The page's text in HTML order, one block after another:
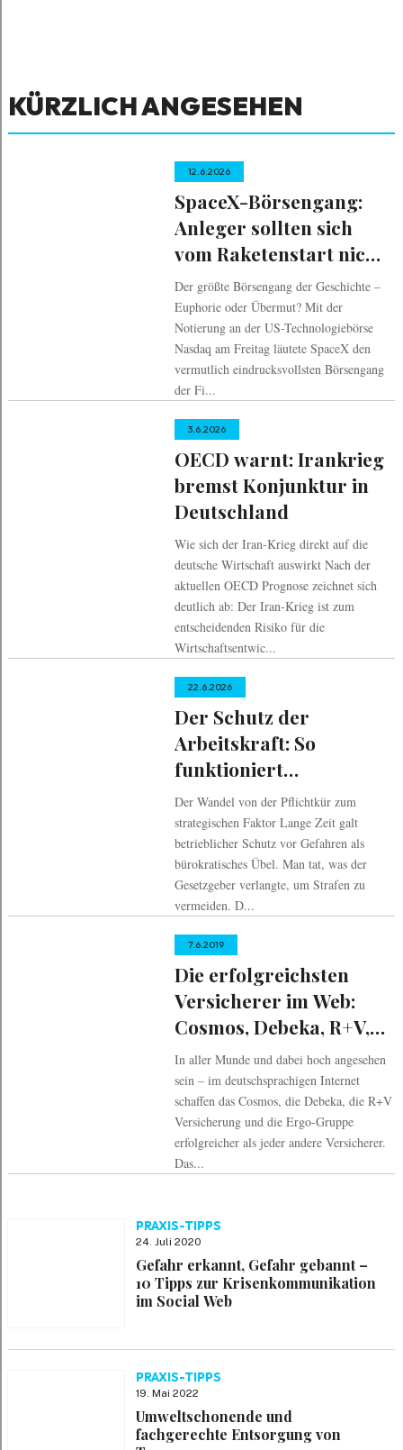
KÜRZLICH ANGESEHEN
12.6.2026
SpaceX-Börsengang:
Anleger sollten sich
vom Raketenstart nicht
blenden lassen
Der größte Börsengang der Geschichte –
Euphorie oder Übermut? Mit der
Notierung an der US-Technologiebörse
Nasdaq am Freitag läutete SpaceX den
vermutlich eindrucksvollsten Börsengang
der Fi...
3.6.2026
OECD warnt: Irankrieg
bremst Konjunktur in
Deutschland
Wie sich der Iran-Krieg direkt auf die
deutsche Wirtschaft auswirkt Nach der
aktuellen OECD Prognose zeichnet sich
deutlich ab: Der Iran-Krieg ist zum
entscheidenden Risiko für die
Wirtschaftsentwic...
22.6.2026
Der Schutz der
Arbeitskraft: So
funktioniert
Arbeitssicherheit heute
Der Wandel von der Pflichtkür zum
strategischen Faktor Lange Zeit galt
betrieblicher Schutz vor Gefahren als
bürokratisches Übel. Man tat, was der
Gesetzgeber verlangte, um Strafen zu
vermeiden. D...
7.6.2019
Die erfolgreichsten
Versicherer im Web:
Cosmos, Debeka, R+V,
Ergo
In aller Munde und dabei hoch angesehen
sein – im deutschsprachigen Internet
schaffen das Cosmos, die Debeka, die R+V
Versicherung und die Ergo-Gruppe
erfolgreicher als jeder andere Versicherer.
Das...
PRAXIS-TIPPS
24. Juli 2020
Gefahr erkannt, Gefahr gebannt –
10 Tipps zur Krisenkommunikation
im Social Web
PRAXIS-TIPPS
19. Mai 2022
Umweltschonende und
fachgerechte Entsorgung von